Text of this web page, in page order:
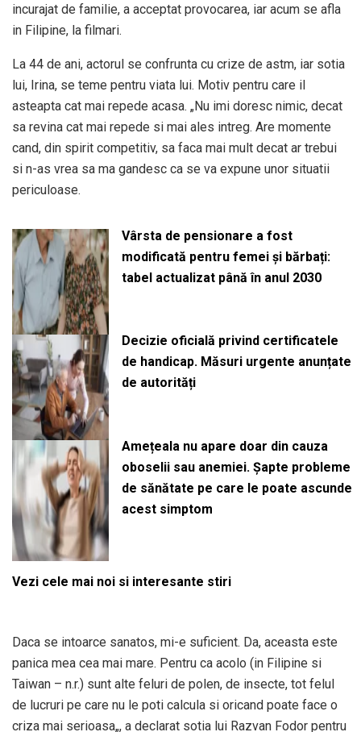
incurajat de familie, a acceptat provocarea, iar acum se afla
in Filipine, la filmari.
La 44 de ani, actorul se confrunta cu crize de astm, iar sotia
lui, Irina, se teme pentru viata lui. Motiv pentru care il
asteapta cat mai repede acasa. „Nu imi doresc nimic, decat
sa revina cat mai repede si mai ales intreg. Are momente
cand, din spirit competitiv, sa faca mai mult decat ar trebui
si n-as vrea sa ma gandesc ca se va expune unor situatii
periculoase.
Vârsta de pensionare a fost
modificată pentru femei și bărbați:
tabel actualizat până în anul 2030
Decizie oficială privind certificatele
de handicap. Măsuri urgente anunțate
de autorități
Amețeala nu apare doar din cauza
oboselii sau anemiei. Șapte probleme
de sănătate pe care le poate ascunde
acest simptom
Vezi cele mai noi si interesante stiri
Daca se intoarce sanatos, mi-e suficient. Da, aceasta este
panica mea cea mai mare. Pentru ca acolo (in Filipine si
Taiwan – n.r.) sunt alte feluri de polen, de insecte, tot felul
de lucruri pe care nu le poti calcula si oricand poate face o
criza mai serioasa„, a declarat sotia lui Razvan Fodor pentru